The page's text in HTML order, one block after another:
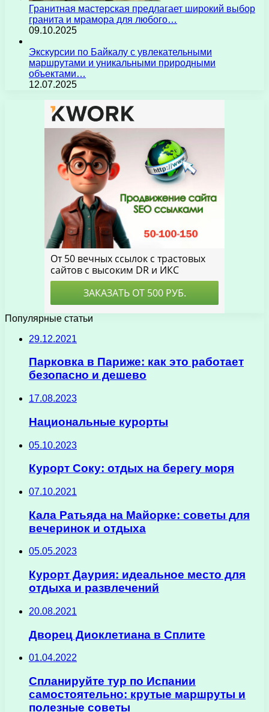
Гранитная мастерская предлагает широкий выбор
гранита и мрамора для любого…
09.10.2025
Экскурсии по Байкалу с увлекательными
маршрутами и уникальными природными
объектами…
12.07.2025
Популярные статьи
29.12.2021
Парковка в Париже: как это работает
безопасно и дешево
17.08.2023
Национальные курорты
05.10.2023
Курорт Соку: отдых на берегу моря
07.10.2021
Кала Ратьяда на Майорке: советы для
вечеринок и отдыха
05.05.2023
Курорт Даурия: идеальное место для
отдыха и развлечений
20.08.2021
Дворец Диоклетиана в Сплите
01.04.2022
Спланируйте тур по Испании
самостоятельно: крутые маршруты и
полезные советы